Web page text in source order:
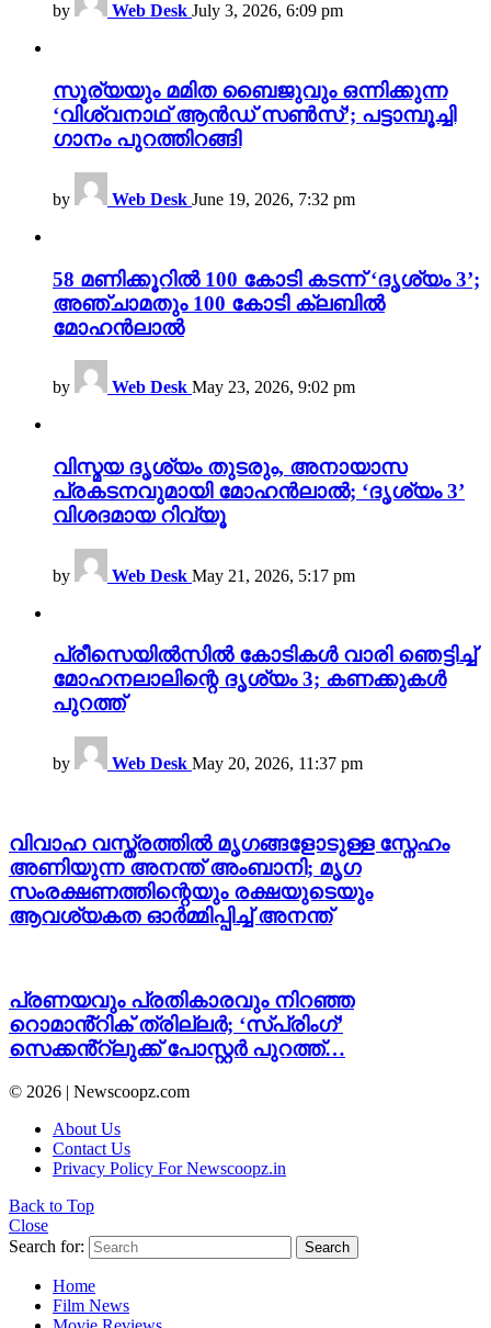
by Web Desk July 3, 2026, 6:09 pm
സൂര്യയും മമിത ബൈജുവും ഒന്നിക്കുന്ന
‘വിശ്വനാഥ് ആൻഡ് സൺസ്’; പട്ടാമ്പൂച്ചി
ഗാനം പുറത്തിറങ്ങി
by Web Desk June 19, 2026, 7:32 pm
58 മണിക്കൂറിൽ 100 കോടി കടന്ന് ‘ദൃശ്യം 3’;
അഞ്ചാമതും 100 കോടി ക്ലബിൽ
മോഹൻലാൽ
by Web Desk May 23, 2026, 9:02 pm
വിസ്മയ ദൃശ്യം തുടരും, അനായാസ
പ്രകടനവുമായി മോഹൻലാൽ; ‘ദൃശ്യം 3’
വിശദമായ റിവ്യൂ
by Web Desk May 21, 2026, 5:17 pm
പ്രീസെയിൽസിൽ കോടികൾ വാരി ഞെട്ടിച്ച്
മോഹനലാലിന്റെ ദൃശ്യം 3; കണക്കുകൾ
പുറത്ത്
by Web Desk May 20, 2026, 11:37 pm
വിവാഹ വസ്ത്രത്തിൽ മൃഗങ്ങളോടുള്ള സ്നേഹം
അണിയുന്ന അനന്ത് അംബാനി; മൃഗ
സംരക്ഷണത്തിന്റെയും രക്ഷയുടെയും
ആവശ്യകത ഓർമ്മിപ്പിച്ച് അനന്ത്
പ്രണയവും പ്രതികാരവും നിറഞ്ഞ
റൊമാൻ്റിക് ത്രില്ലർ; ‘സ്പ്രിംഗ്’
സെക്കൻ്റ്ലുക്ക് പോസ്റ്റർ പുറത്ത്…
© 2026 | Newscoopz.com
About Us
Contact Us
Privacy Policy For Newscoopz.in
Back to Top
Close
Search for:
Search
Home
Film News